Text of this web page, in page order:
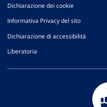
Dichiarazione dei cookie
Informativa Privacy del sito
Dichiarazione di accessibilità
Liberatoria